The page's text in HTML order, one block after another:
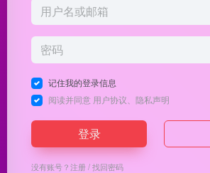
记住我的登录信息
阅读并同意 用户协议 隐私声明
登录
没有账号？注册/找回密码